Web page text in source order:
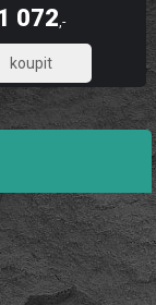
tisku. Skládá se
ze 3 pruhů.
072,-
885,95